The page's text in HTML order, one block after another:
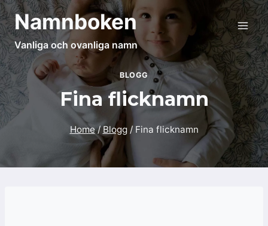
Skip
to
content
Namnboken
Vanliga och ovanliga namn
BLOGG
Fina flicknamn
Home / Blogg / Fina flicknamn